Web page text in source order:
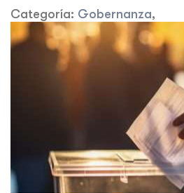
Categoría: Gobernanza,